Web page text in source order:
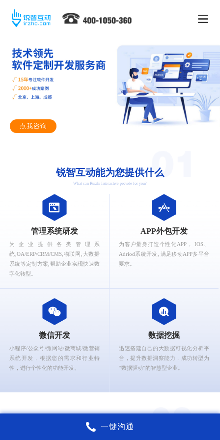
点我咨询
锐智互动能为您提供什么
What can Ruizhi Interactive provide for you?
管理系统研发
为企业提供各类管理系
统,OA/ERP/CRM/CMS,物联网,大数据
系统等定制方案,帮助企业实现快速数
字化转型。
APP外包开发
为客户量身打造个性化APP， IOS、
Adriod系统开发, 满足移动APP多平台
要求。
微信开发
小程序/公众号/微网站/微商城/微营销
系统开发，根据您的需求和行业特
性，进行个性化的功能开发。
数据挖掘
迅速搭建自己的大数据可视化分析平
台，提升数据洞察能力，成功转型为
“数据驱动”的智慧型企业。
锐智互动核心能力
一键沟通